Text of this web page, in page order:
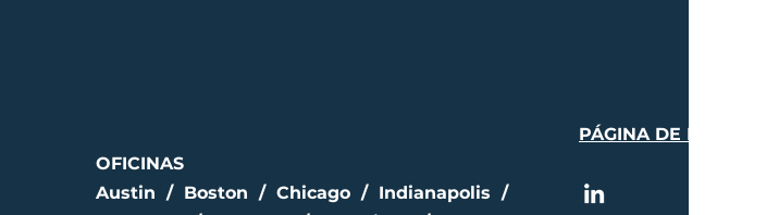
PÁGINA DE PRENSA
OFICINAS
Austin / Boston / Chicago / Indianapolis /